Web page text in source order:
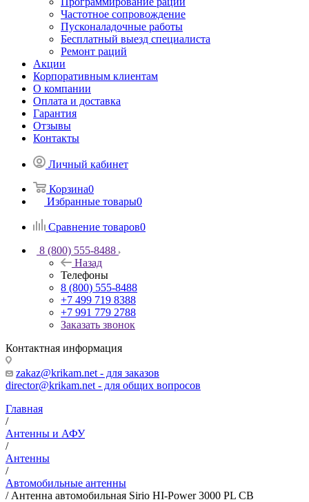
Частотное сопровождение
Пусконаладочные работы
Бесплатный выезд специалиста
Ремонт раций
Акции
Корпоративным клиентам
О компании
Оплата и доставка
Гарантия
Отзывы
Контакты
Личный кабинет
Корзина0
Избранные товары0
Сравнение товаров0
8 (800) 555-8488
Назад
Телефоны
8 (800) 555-8488
+7 499 719 8388
+7 991 779 2788
Заказать звонок
Контактная информация
zakaz@krikam.net - для заказов
director@krikam.net - для общих вопросов
Главная
/
Антенны и АФУ
/
Антенны
/
Автомобильные антенны
/ Антенна автомобильная Sirio HI-Power 3000 PL CB